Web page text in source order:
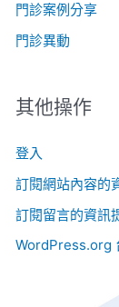
門診案例分享
門診異動
其他操作
登入
訂閱網站內容的
訂閱留言的資訊
WordPress.org